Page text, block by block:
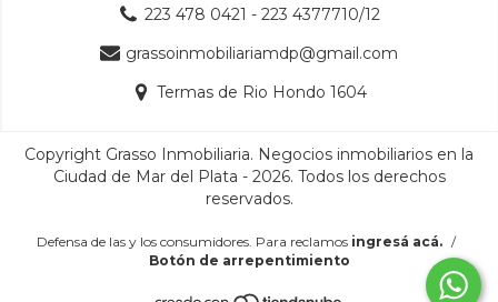
223 478 0421 - 223 4377710/12
grassoinmobiliariamdp@gmail.com
Termas de Rio Hondo 1604
Copyright Grasso Inmobiliaria. Negocios inmobiliarios en la
Ciudad de Mar del Plata - 2026. Todos los derechos
reservados.
Defensa de las y los consumidores. Para reclamos ingresá acá. /
Botón de arrepentimiento